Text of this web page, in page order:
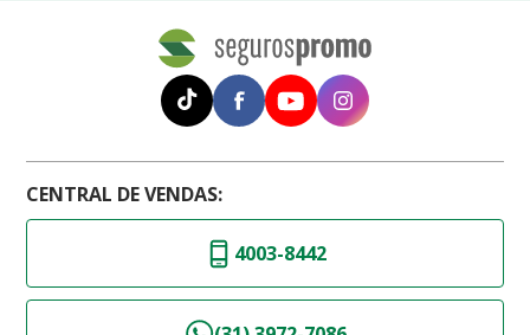
CENTRAL DE VENDAS:
4003-8442